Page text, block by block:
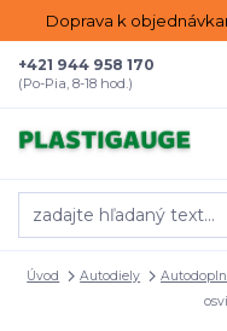
Doprava k
+421 944 958 170
(Po-Pia, 8-18 hod.)
Úvod Autodiely